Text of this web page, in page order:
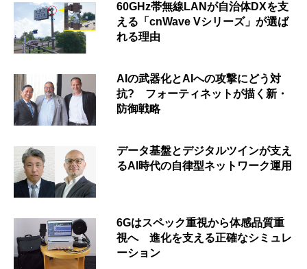
60GHz帯無線LANが自治体DXを支
える「cnWave Vシリーズ」が選ば
れる理由
AIの武器化とAIへの攻撃にどう対
抗? フォーティネットが描く新・
防御戦略
データ基盤とデジタルツインが支え
るAI時代の自律型ネットワーク運用
6Gはスペック重視から体感品質重
視へ 進化を支える正確なシミュレ
ーション